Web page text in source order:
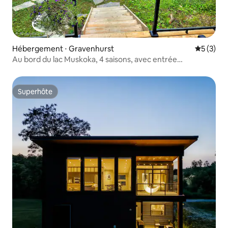
Hébergement ⋅ Gravenhurst
5 (3)
Au bord du lac Muskoka, 4 saisons, avec entrée
Superhôte
Superhôte